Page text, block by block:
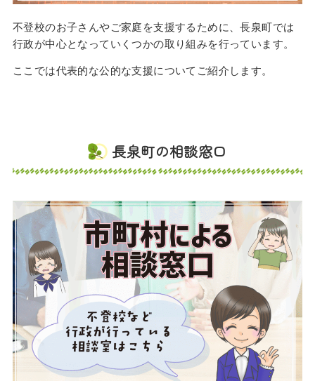
不登校のお子さんやご家庭を支援するために、長泉町では
行政が中心となっていくつかの取り組みを行っています。
ここでは代表的な公的な支援についてご紹介します。
長泉町の相談窓口